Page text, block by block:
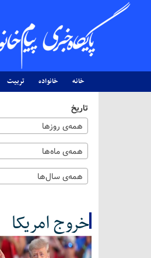
خانه خانواده تربیت
تاریخ
همه‌ی روزها
همه‌ی ماه‌ها
همه‌ی سال‌ها
خروج امریکا
کل اخبار:3